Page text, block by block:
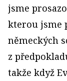
jsme
kterou jsme
německých
z
takže když